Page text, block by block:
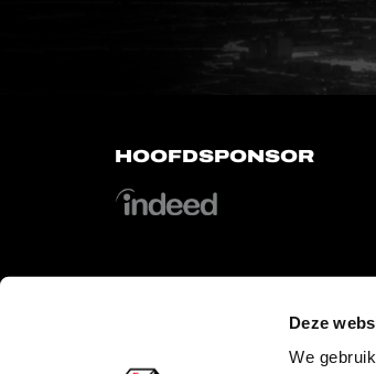
Deze
We
HOOFDSPONSOR
OFFICIAL PARTNERS